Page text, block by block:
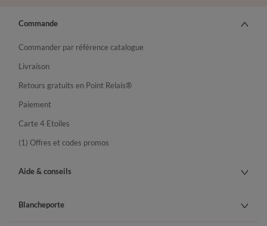
Commande
Commander par référence catalogue
Livraison
Retours gratuits en Point Relais®
Paiement
Carte 4 Etoiles
(1) Offres et codes promos
Aide & conseils
Blancheporte